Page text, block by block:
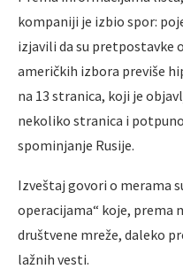
kompaniji je izbio spor:
izjavili da su pretpostavke
američkih izbora previše
na 13 stranica, koji je
nekoliko stranica i
spominjanje Rusije.
Izveštaj govori o merama
operacijama“ koje, prema
društvene mreže, daleko
lažnih vesti.